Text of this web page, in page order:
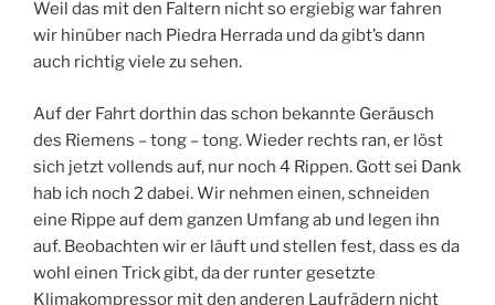
Weil das mit den Faltern nicht so ergiebig war fahren
wir hinüber nach Piedra Herrada und da gibt’s dann
auch richtig viele zu sehen.
Auf der Fahrt dorthin das schon bekannte Geräusch
des Riemens – tong – tong. Wieder rechts ran, er löst
sich jetzt vollends auf, nur noch 4 Rippen. Gott sei Dank
hab ich noch 2 dabei. Wir nehmen einen, schneiden
eine Rippe auf dem ganzen Umfang ab und legen ihn
auf. Beobachten wir er läuft und stellen fest, dass es da
wohl einen Trick gibt, da der runter gesetzte
Klimakompressor mit den anderen Laufrädern nicht